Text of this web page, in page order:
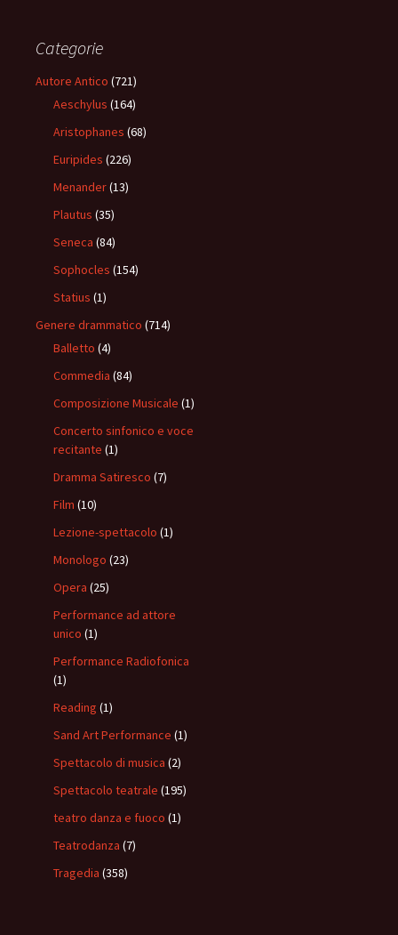
Categorie
Autore Antico (721)
Aeschylus (164)
Aristophanes (68)
Euripides (226)
Menander(13)
Plautus (35)
Seneca (84)
Sophocles (154)
Statius (1)
Genere drammatico (714)
Balletto (4)
Commedia (84)
Composizione Musicale (1)
Concerto sinfonico e voce
recitante (1)
Dramma Satiresco (7)
Film (10)
Lezione-spettacolo (1)
Monologo (23)
Opera (25)
Performance ad attore
unico (1)
Performance Radiofonica
(1)
Reading (1)
Sand Art Performance (1)
Spettacolo di musica (2)
Spettacolo teatrale (195)
teatro danza e fuoco (1)
Teatrodanza (7)
Tragedia (358)